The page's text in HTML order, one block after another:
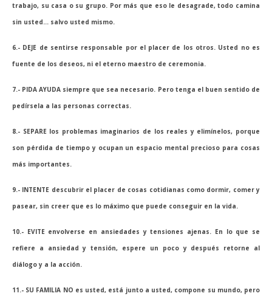
trabajo, su casa o su grupo. Por más que eso le desagrade, todo camina
sin usted… salvo usted mismo.
6.- DEJE de sentirse responsable por el placer de los otros. Usted no es
fuente de los deseos, ni el eterno maestro de ceremonia.
7.- PIDA AYUDA siempre que sea necesario. Pero tenga el buen sentido de
pedírsela a las personas correctas.
8.- SEPARE los problemas imaginarios de los reales y elimínelos, porque
son pérdida de tiempo y ocupan un espacio mental precioso para cosas
más importantes.
9.- INTENTE descubrir el placer de cosas cotidianas como dormir, comer y
pasear, sin creer que es lo máximo que puede conseguir en la vida.
10.- EVITE envolverse en ansiedades y tensiones ajenas. En lo que se
refiere a ansiedad y tensión, espere un poco y después retorne al
diálogo y a la acción.
11.- SU FAMILIA NO es usted, está junto a usted, compone su mundo, pero